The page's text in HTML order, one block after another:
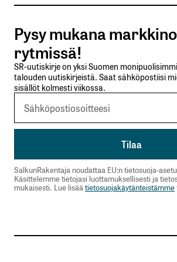
Lähetä kommentti
Pysy mukana
rytmissä!
SR-uutiskirje on yksi Suomen
talouden uutiskirjeistä. Saat sähköpostiisi
sisällöt kolmesti viikossa.
SalkunRakentaja noudattaa EU:n tietosuoja-
Käsittelemme tietojasi luottamuksellisesti ja
mukaisesti. Lue lisäätietosuojakäytänteistämme